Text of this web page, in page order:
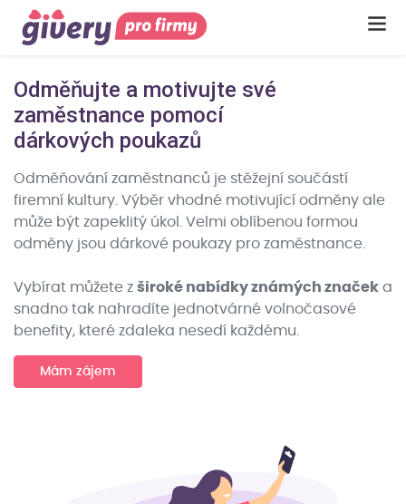
Odměňujte a motivujte své
zaměstnance pomocí
dárkových poukazů
Odměňování zaměstnanců je stěžejní součástí
firemní kultury. Výběr vhodné motivující odměny ale
může být zapeklitý úkol. Velmi oblíbenou formou
odměny jsou dárkové poukazy pro zaměstnance.
Vybírat můžete z široké nabídky známých značek a
snadno tak nahradíte jednotvárné volnočasové
benefity, které zdaleka nesedí každému.
Mám zájem